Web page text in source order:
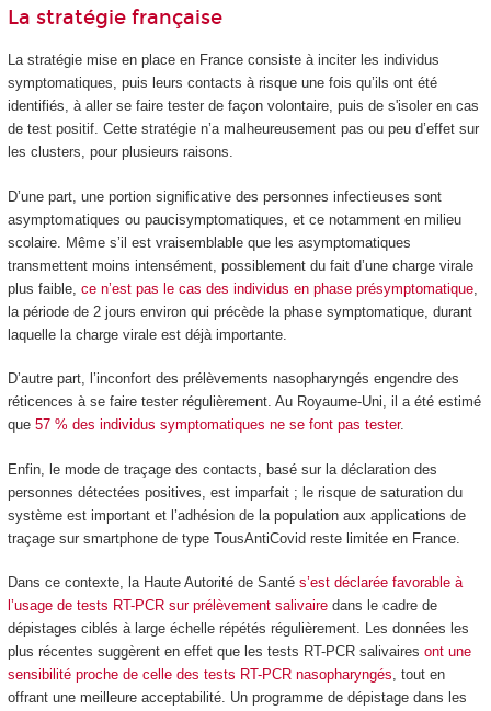
La stratégie française
La stratégie mise en place en France consiste à inciter les individus
symptomatiques, puis leurs contacts à risque une fois qu’ils ont été
identifiés, à aller se faire tester de façon volontaire, puis de s'isoler en cas
de test positif. Cette stratégie n’a malheureusement pas ou peu d’effet sur
les clusters, pour plusieurs raisons.
D’une part, une portion significative des personnes infectieuses sont
asymptomatiques ou paucisymptomatiques, et ce notamment en milieu
scolaire. Même s’il est vraisemblable que les asymptomatiques
transmettent moins intensément, possiblement du fait d’une charge virale
plus faible, ce n’est pas le cas des individus en phase présymptomatique,
la période de 2 jours environ qui précède la phase symptomatique, durant
laquelle la charge virale est déjà importante.
D’autre part, l’inconfort des prélèvements nasopharyngés engendre des
réticences à se faire tester régulièrement. Au Royaume-Uni, il a été estimé
que 57 % des individus symptomatiques ne se font pas tester.
Enfin, le mode de traçage des contacts, basé sur la déclaration des
personnes détectées positives, est imparfait ; le risque de saturation du
système est important et l’adhésion de la population aux applications de
traçage sur smartphone de type TousAntiCovid reste limitée en France.
Dans ce contexte, la Haute Autorité de Santé s’est déclarée favorable à
l’usage de tests RT-PCR sur prélèvement salivairedans le cadre de
dépistages ciblés à large échelle répétés régulièrement. Les données les
plus récentes suggèrent en effet que les tests RT-PCR salivaires ont une
sensibilité proche de celle des tests RT-PCR nasopharyngés, tout en
offrant une meilleure acceptabilité. Un programme de dépistage dans les